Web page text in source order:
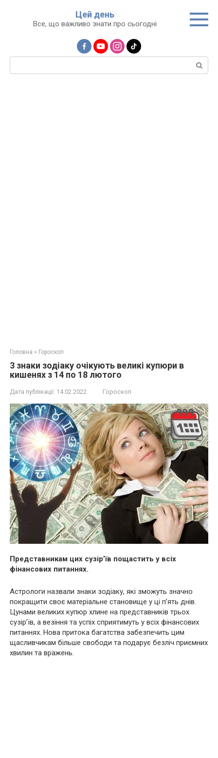
Цей день
Все, що важливо знати про сьогодні
Пошук:
Головна » Гороскоп
3 знаки зодіаку очікують великі купюри в
кишенях з 14 по 18 лютого
Дата публікації: 14.02.2022 Гороскоп
Представникам цих сузір’їв пощастить у всіх
фінансових питаннях.
Астрологи назвали знаки зодіаку, які зможуть значно
покращити своє матеріальне становище у ці п’ять днів.
Цунами великих купюр хлине на представників трьох
сузір’їв, а везіння та успіх сприятимуть у всіх фінансових
питаннях. Нова притока багатства забезпечить цим
щасливчикам більше свободи та подарує безліч приємних
хвилин та вражень.